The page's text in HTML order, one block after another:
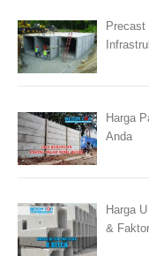
Harga
Anda
Harga
&